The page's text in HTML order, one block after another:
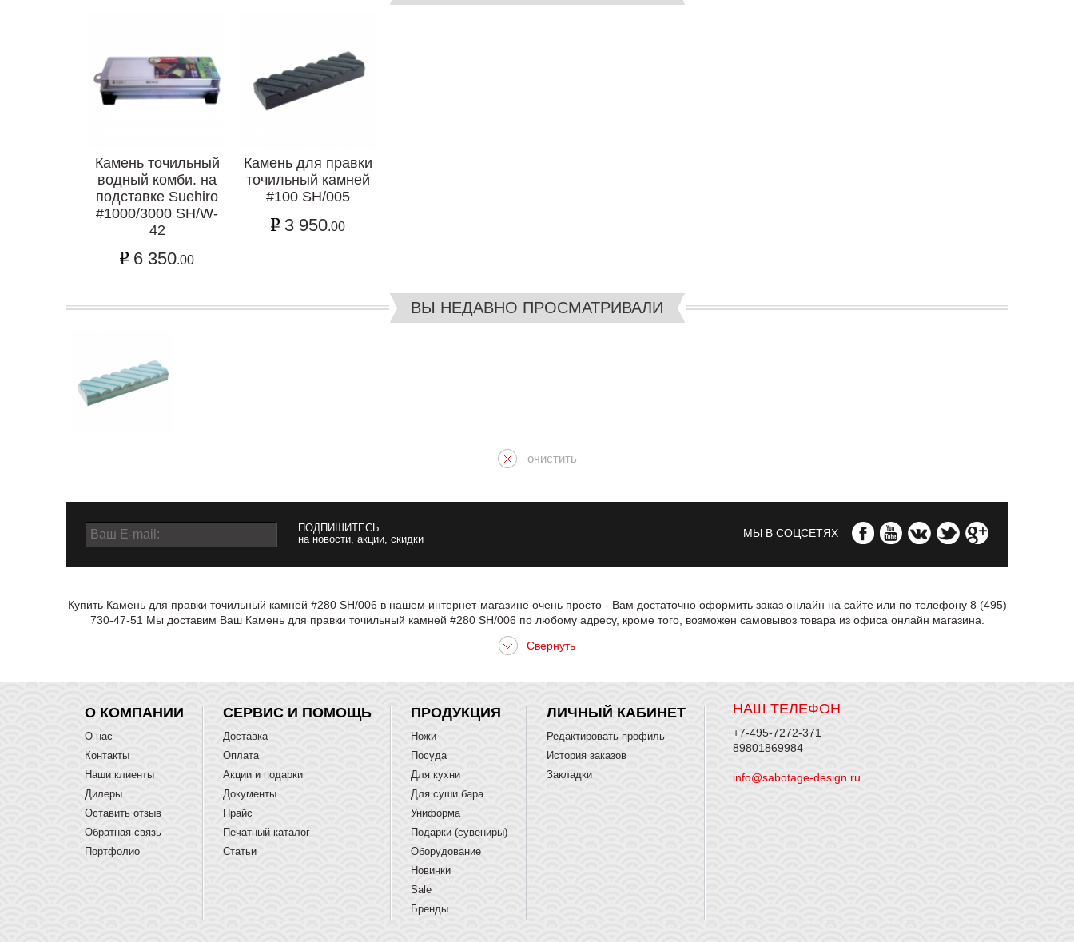
Камень точильный
водный комби. на
подставке Suehiro
#1000/3000 SH/W-
42
6 350.00
Камень для правки
точильный камней
#100 SH/005
3 950.00
ВЫ НЕДАВНО ПРОСМАТРИВАЛИ
очистить
ПОДПИШИТЕСЬ
на новости, акции, скидки
МЫ В СОЦСЕТЯХ
Купить Камень для правки точильный камней #280 SH/006 в нашем интернет-магазине очень просто - Вам достаточно оформить заказ онлайн на сайте или по телефону 8 (495)
730-47-51 Мы доставим Ваш Камень для правки точильный камней #280 SH/006 по любому адресу, кроме того, возможен самовывоз товара из офиса онлайн магазина.
НАШ ТЕЛЕФОН
+7-495-7272-371
89801869984
info@sabotage-design.ru
О КОМПАНИИ
О нас
Контакты
Наши клиенты
Дилеры
Оставить отзыв
Обратная связь
Портфолио
СЕРВИС И ПОМОЩЬ
Доставка
Оплата
Акции и подарки
Документы
Прайс
Печатный каталог
Статьи
ПРОДУКЦИЯ
Ножи
Посуда
Для кухни
Для суши бара
Униформа
Подарки (сувениры)
Оборудование
Новинки
Sale
Бренды
ЛИЧНЫЙ КАБИНЕТ
Редактировать профиль
История заказов
Закладки